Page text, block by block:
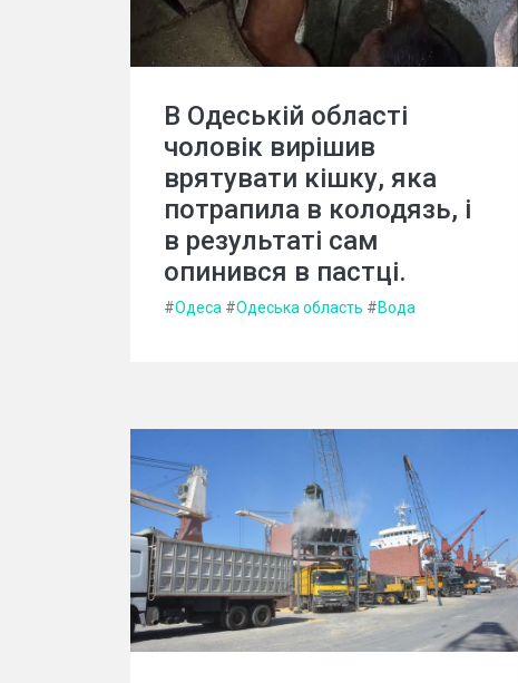
В Одеській області
чоловік вирішив
врятувати кішку, яка
потрапила в колодязь, і
в результаті сам
опинився в пастці.
#Одеса #Одеська область #Вода